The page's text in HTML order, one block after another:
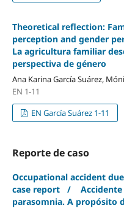
Theoretical reflection:
perception and gender
La agricultura familiar
perspectiva de género
Ana Karina García Suárez,
EN 1-11
EN García Suárez 1-11
Reporte de caso
Occupational accident
case report / Accidente
parasomnia. A propósito